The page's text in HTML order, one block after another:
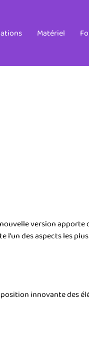
Matériel
version
des aspects les
innovante des